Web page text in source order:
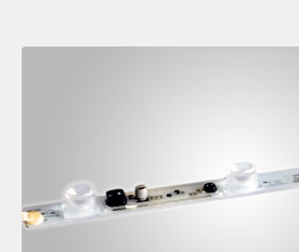
Заготовки для сувениров